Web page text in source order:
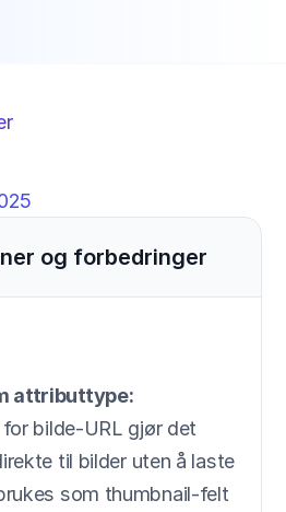
og forbedringer
attributtype:
bilde-URL gjør det
til bilder uten å laste
som thumbnail-felt